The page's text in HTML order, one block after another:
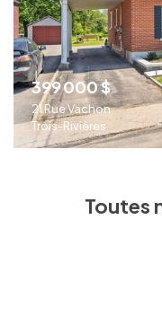
399 000 $
21 Rue Vachon
Trois-Rivières
Toutes